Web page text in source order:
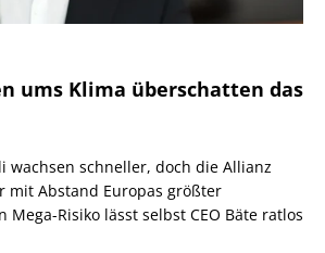
ums Klima überschatten das
wachsen schneller, doch die Allianz
mit Abstand Europas größter
Mega-Risiko lässt selbst CEO Bäte ratlos